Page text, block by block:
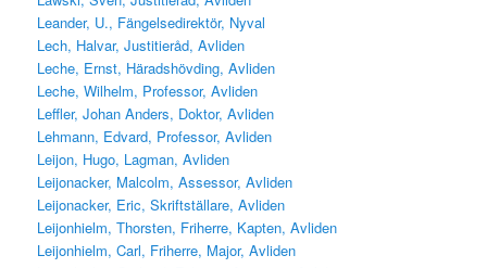
Leander, U., Fängelsedirektör, Nyval
Lech, Halvar, Justitieråd, Avliden
Leche, Ernst, Häradshövding, Avliden
Leche, Wilhelm, Professor, Avliden
Leffler, Johan Anders, Doktor, Avliden
Lehmann, Edvard, Professor, Avliden
Leijon, Hugo, Lagman, Avliden
Leijonacker, Malcolm, Assessor, Avliden
Leijonacker, Eric, Skriftställare, Avliden
Leijonhielm, Thorsten, Friherre, Kapten, Avliden
Leijonhielm, Carl, Friherre, Major, Avliden